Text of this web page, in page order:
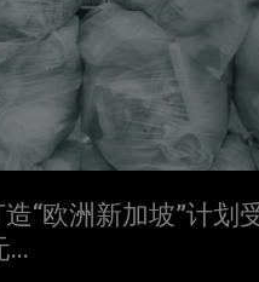
“欧洲新加坡”计划